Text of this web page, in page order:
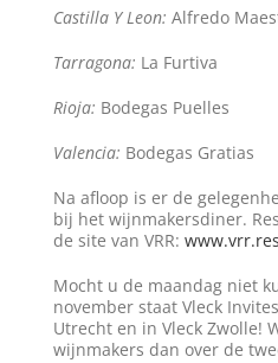
Castilla Y Leon: Alfredo
Tarragona: La Furtiva
Rioja: Bodegas Puelles
Valencia: Bodegas Gratias
Na afloop is er de
bij het wijnmakersdiner.
de site van VRR:
Mocht u de maandag niet
november staat Vleck
Utrecht en in Vleck Zwolle!
wijnmakers dan over de